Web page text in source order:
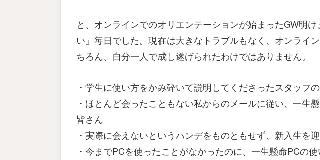
と、オンラインでのオリエンテーションが始まったGW明
い」毎日でした。現在は大きなトラブルもなく、オンライ
ちろん、自分一人で成し遂げられたわけではありません。
・学生に使い方をかみ砕いて説明してくださったスタッフ
・ほとんど会ったこともない私からのメールに従い、一生
皆さん
・実際に会えないというハンデをものともせず、新入生を
・今までPCを使ったことがなかったのに、一生懸命PCの